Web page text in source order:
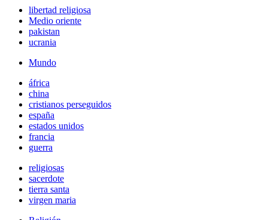
libertad religiosa
Medio oriente
pakistan
ucrania
Mundo
áfrica
china
cristianos perseguidos
españa
estados unidos
francia
guerra
religiosas
sacerdote
tierra santa
virgen maria